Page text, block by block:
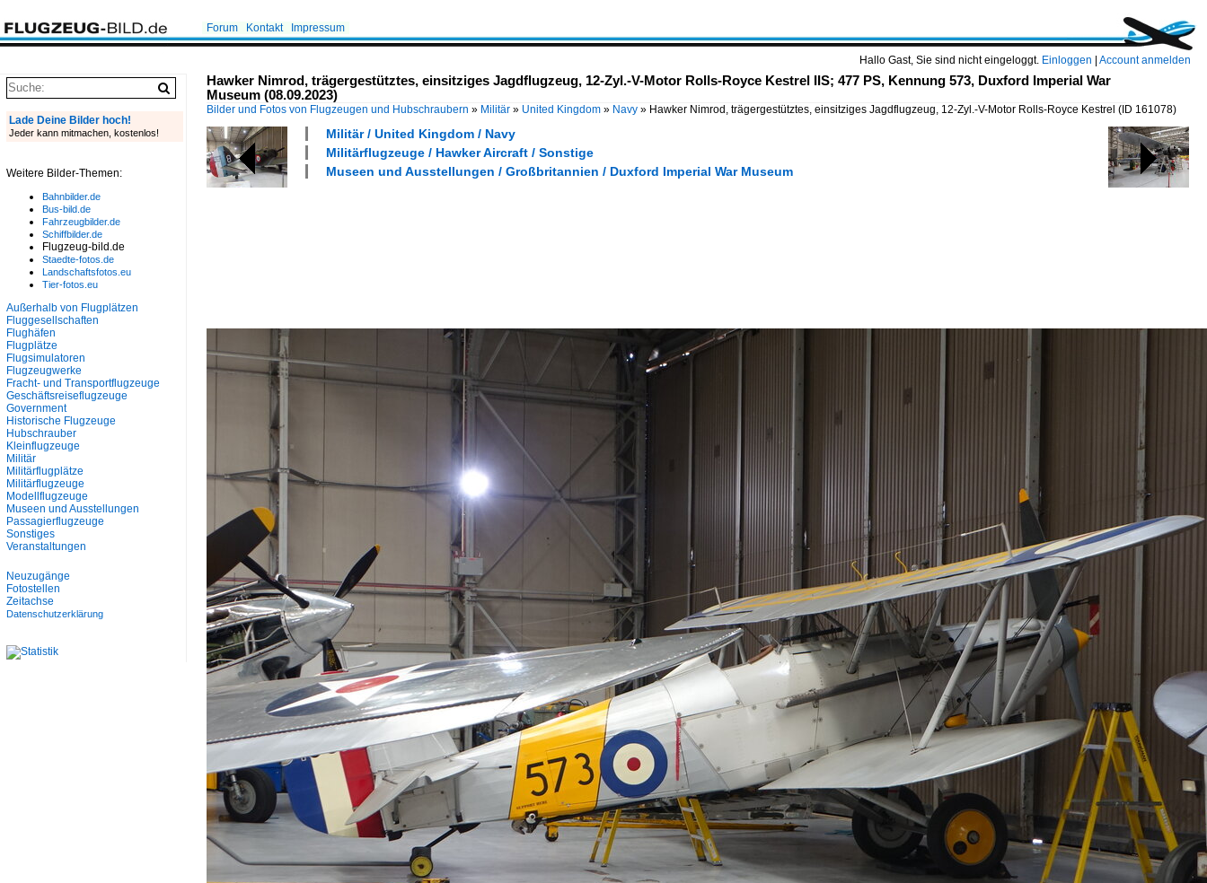
Hallo Gast, Sie sind nicht eingeloggt. Einloggen Account anmelden
Forum Kontakt Impressum
Hawker Nimrod, trägergestütztes, einsitziges Jagdflugzeug, 12-Zyl.-V-Motor Rolls-Royce Kestrel IIS; 477 PS, Kennung 573, Duxford Imperial War
Museum (08.09.2023)
Bilder und Fotos von Flugzeugen und Hubschraubern » Militär » United Kingdom » Navy » Hawker Nimrod, trägergestütztes, einsitziges Jagdflugzeug, 12-Zyl.-V-Motor Rolls-Royce Kestrel (ID 161078)
Militär / United Kingdom / Navy
Militärflugzeuge / Hawker Aircraft / Sonstige
Museen und Ausstellungen / Großbritannien / Duxford Imperial War Museum
Lade Deine Bilder hoch!
Jeder kann mitmachen, kostenlos!
Weitere Bilder-Themen:
Bahnbilder.de
Bus-bild.de
Fahrzeugbilder.de
Schiffbilder.de
Flugzeug-bild.de
Staedte-fotos.de
Landschaftsfotos.eu
Tier-fotos.eu
Außerhalb von Flugplätzen
Fluggesellschaften
Flughäfen
Flugplätze
Flugsimulatoren
Flugzeugwerke
Fracht- und Transportflugzeuge
Geschäftsreiseflugzeuge
Government
Historische Flugzeuge
Hubschrauber
Kleinflugzeuge
Militär
Militärflugplätze
Militärflugzeuge
Modellflugzeuge
Museen und Ausstellungen
Passagierflugzeuge
Sonstiges
Veranstaltungen
Neuzugänge
Fotostellen
Zeitachse
Datenschutzerklärung